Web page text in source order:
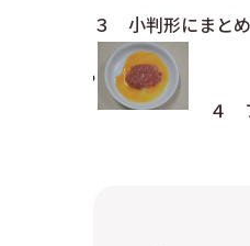
３ 小判形にまとめ
４